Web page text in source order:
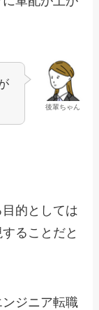
後輩ちゃん
的としては
ることだと
ジニア転職